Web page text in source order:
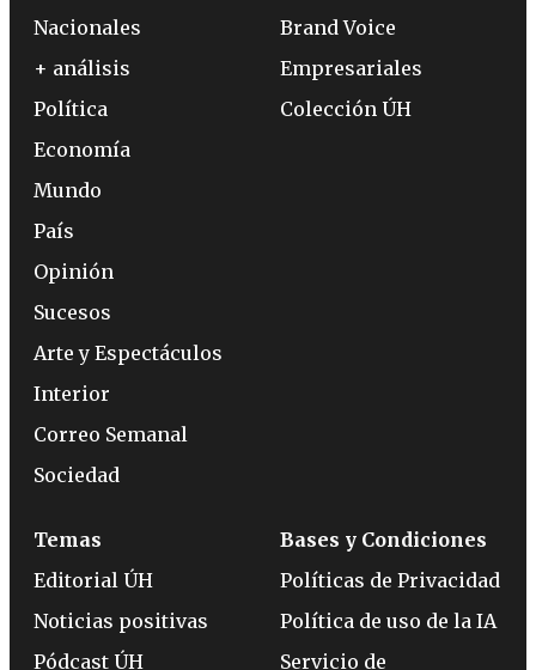
Nacionales
+ análisis
Política
Economía
Mundo
País
Opinión
Sucesos
Arte y Espectáculos
Interior
Correo Semanal
Sociedad
Brand Voice
Empresariales
Colección ÚH
Temas
Editorial ÚH
Noticias positivas
Pódcast ÚH
Bases y Condiciones
Políticas de Privacidad
Política de uso de la IA
Servicio de